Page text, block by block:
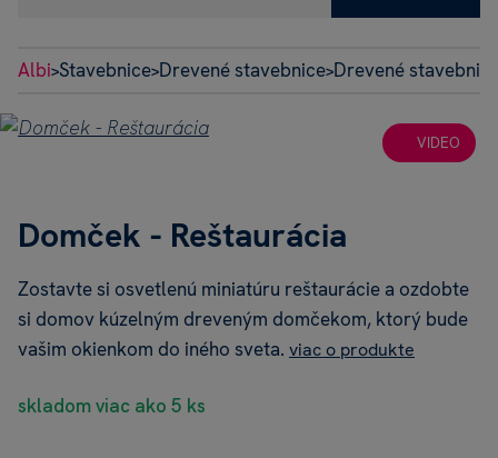
Albi>Stavebnice>Drevené stavebnice>Drevené
VIDEO
Domček - Reštaurácia
Zostavte si osvetlenú miniatúru reštaurácie a ozdobte
si domov kúzelným dreveným domčekom, ktorý bude
vašim okienkom do iného sveta. viac o produkte
skladom viac ako 5 ks